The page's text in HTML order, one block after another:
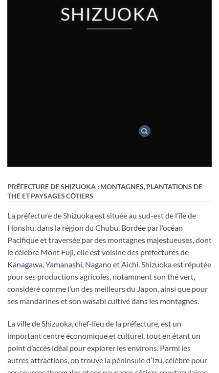
SHIZUOKA
PRÉFECTURE DE SHIZUOKA : MONTAGNES, PLANTATIONS DE
THÉ ET PAYSAGES CÔTIERS
La préfecture de Shizuoka est située au sud-est de l’île de
Honshu, dans la région du Chubu. Bordée par l’océan
Pacifique et traversée par des montagnes majestueuses, dont
le célèbre Mont Fuji, elle est voisine des préfectures de
Kanagawa,Yamanashi, Naganoet Aichi. Shizuoka est réputée
pour ses productions agricoles, notamment son thé vert,
considéré comme l’un des meilleurs du Japon, ainsi que pour
ses mandarines et son wasabi cultivé dans les montagnes.
La ville de Shizuoka, chef-lieu de la préfecture, est un
important centre économique et culturel, tout en étant un
point d’accès idéal pour explorer les environs. Parmi les
autres attractions, on trouve la péninsule d’Izu, célèbre pour